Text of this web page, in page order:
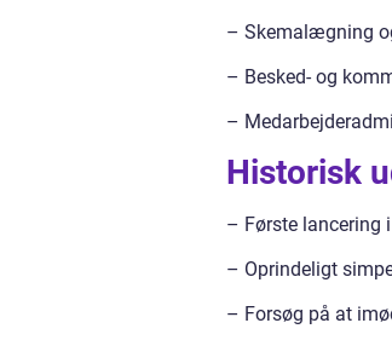
– Skemalægning
– Besked- og
–
Historisk
– Første lancering
– Oprindeligt
– Forsøg på at